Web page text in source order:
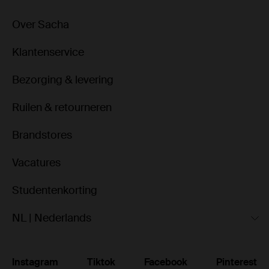
Over Sacha
Klantenservice
Bezorging & levering
Ruilen & retourneren
Brandstores
Vacatures
Studentenkorting
NL | Nederlands
Instagram Tiktok Facebook Pinterest